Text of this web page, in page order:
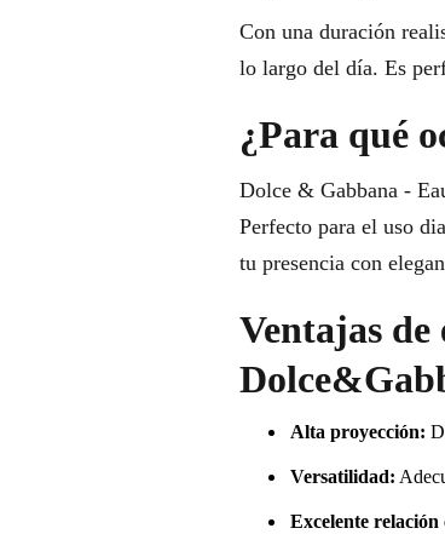
Con una duración
lo largo del día. Es
¿Para qué
Dolce & Gabbana -
Perfecto para el uso
tu presencia con
Ventajas
Alta proyección:
Versatilidad:
Excelente